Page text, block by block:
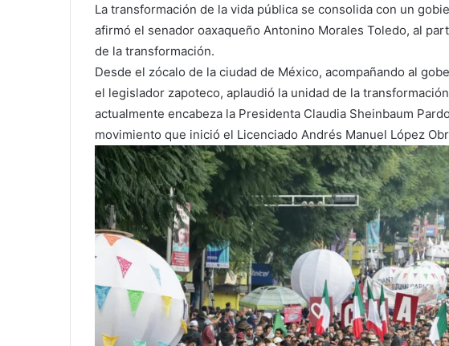
La transformación de la vida pública se consolida con un
afirmó el senador oaxaqueño Antonino Morales Toledo, al
de la transformación.
Desde el zócalo de la ciudad de México, acompañando al
el legislador zapoteco, aplaudió la unidad de la
actualmente encabeza la Presidenta Claudia Sheinbaum
movimiento que inició el Licenciado Andrés Manuel López